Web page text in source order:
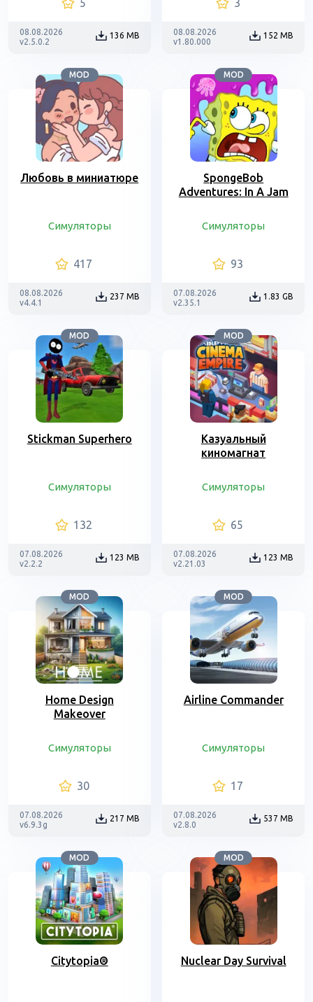
5
08.08.2026
v2.5.0.2
136 MB
3
08.08.2026
v1.80.000
152 MB
MOD
Любовь в миниатюре
Симуляторы
417
08.08.2026
v4.4.1
237 MB
MOD
SpongeBob
Adventures: In A Jam
Симуляторы
93
07.08.2026
v2.35.1
1.83 GB
MOD
Stickman Superhero
Симуляторы
132
07.08.2026
v2.2.2
123 MB
MOD
Казуальный
киномагнат
Симуляторы
65
07.08.2026
v2.21.03
123 MB
MOD
Home Design
Makeover
Симуляторы
30
07.08.2026
v6.9.3g
217 MB
MOD
Airline Commander
Симуляторы
17
07.08.2026
v2.8.0
537 MB
MOD
Citytopia®
MOD
Nuclear Day Survival